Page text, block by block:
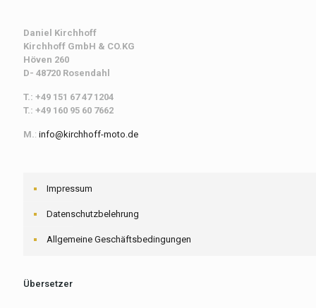
Daniel Kirchhoff
Kirchhoff GmbH & CO.KG
Höven 260
D- 48720 Rosendahl
T.: +49 151 67 47 1204
T.: +49 160 95 60 7662
M.: info@kirchhoff-moto.de
Impressum
Datenschutzbelehrung
Allgemeine Geschäftsbedingungen
Übersetzer